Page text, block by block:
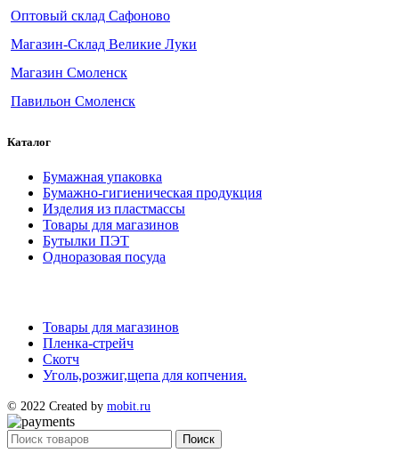
Оптовый склад Сафоново
Магазин-Склад Великие Луки
Магазин Смоленск
Павильон Смоленск
Каталог
Бумажная упаковка
Бумажно-гигиеническая продукция
Изделия из пластмассы
Товары для магазинов
Бутылки ПЭТ
Одноразовая посуда
Товары для магазинов
Пленка-стрейч
Скотч
Уголь,розжиг,щепа для копчения.
© 2022 Created by mobit.ru
Поиск